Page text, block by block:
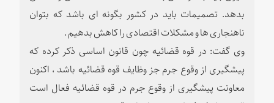
بدهد. تصمیمات باید در کشور بگونه ای باشد که بتوان
ناهنجاری ها و مشکلات اقتصادی را کاهش بدهیم .
وی گفت: در قوه قضائیه چون قانون اساسی ذکر کرده که
پیشگیری از وقوع جرم جز وظایف قوه قضائیه باشد ، اکنون
معاونت پیشگیری از وقوع جرم در قوه قضائیه فعال است